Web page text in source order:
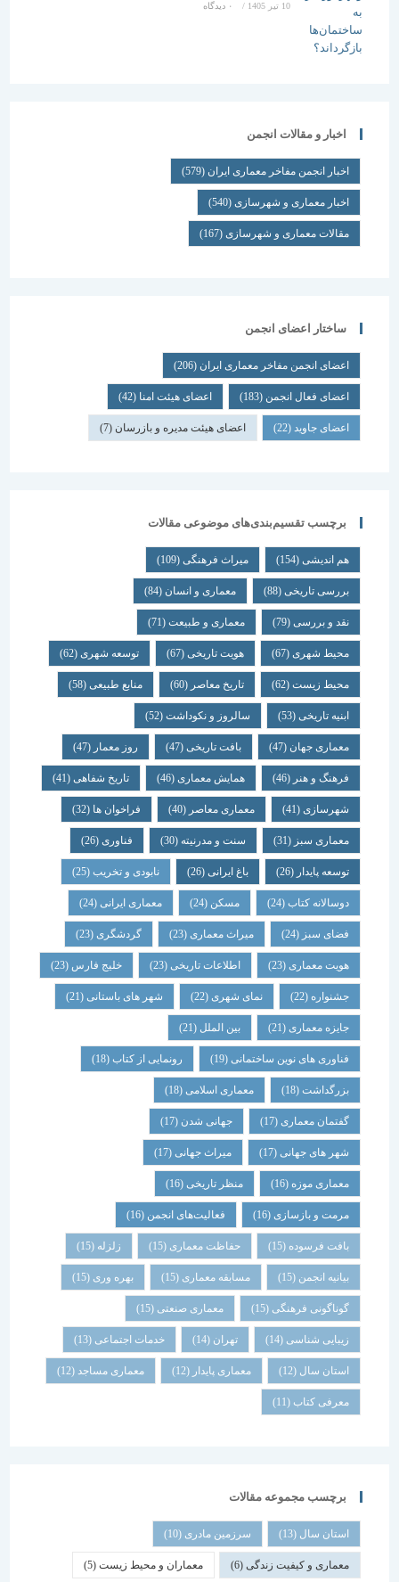
/ ۰ دیدگاه
اخبار و مقالات انجمن
اخبار انجمن مفاخر معماری ایران (579)
اخبار معماری و شهرسازی(540)
مقالات معماری و شهرسازی(167)
ساختار اعضای انجمن
اعضای انجمن مفاخر معماری ایران (206)
اعضای فعال انجمن(183) اعضای هیئت امنا(42)
اعضای جاوید(22) اعضای هیئت مدیره و بازرسان(7)
برچسب تقسیم‌بندی‌های موضوعی مقالات
هم اندیشی (154) میراث فرهنگی (109)
بررسی تاریخی (88) معماری و انسان (84)
نقد و بررسی (79) معماری و طبیعت (71)
محیط شهری(67) هویت تاریخی(67) توسعه شهری(62)
محیط زیست(62) تاریخ معاصر(60) منابع طبیعی(58)
ابنیه تاریخی(53) سالروز و نکوداشت(52)
معماری جهان (47) بافت تاریخی(47) روز معمار(47)
فرهنگ و هنر(46) همایش معماری (46) تاریخ شفاهی (41)
شهرسازی(41) معماری معاصر(40) فراخوان ها (32)
معماری سبز(31) سنت و مدرنیته(30) فناوری (26)
توسعه پایدار(26) باغ ایرانی(26) نابودی و تخریب(25)
دوسالانه کتاب(24) مسکن (24) معماری ایرانی(24)
فضای سبز(24) میراث معماری (23) گردشگری (23)
هویت معماری (23) اطلاعات تاریخی(23) خلیج فارس(23)
جشنواره(22) نمای شهری(22) شهر های باستانی (21)
جایزه معماری (21) بین الملل(21)
فناوری های نوین ساختمانی(19) رونمایی از کتاب (18)
بزرگداشت (18) معماری اسلامی(18)
گفتمان معماری (17) جهانی شدن(17)
شهر های جهانی(17) میراث جهانی(17)
معماری موزه(16) منظر تاریخی (16)
مرمت و بازسازی(16) فعالیت‌های انجمن(16)
بافت فرسوده (15) حفاظت معماری (15) زلزله
بیانیه انجمن(15) مسابقه معماری (15) بهره وری(15)
گوناگونی فرهنگی (15) معماری صنعتی(15)
زیبایی شناسی (14) تهران خدمات اجتماعی (13)
استان سال(12) معماری پایدار (12) معماری مساجد(12)
معرفی کتاب(11)
برچسب مجموعه مقالات
استان سال(13) سرزمین مادری(10)
معماری و کیفیت زندگی(6) معماران و محیط زیست(5)